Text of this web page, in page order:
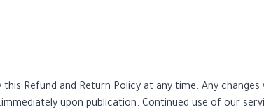
Refund and Return Policy at any time. Any
immediately upon publication. Continued use of our